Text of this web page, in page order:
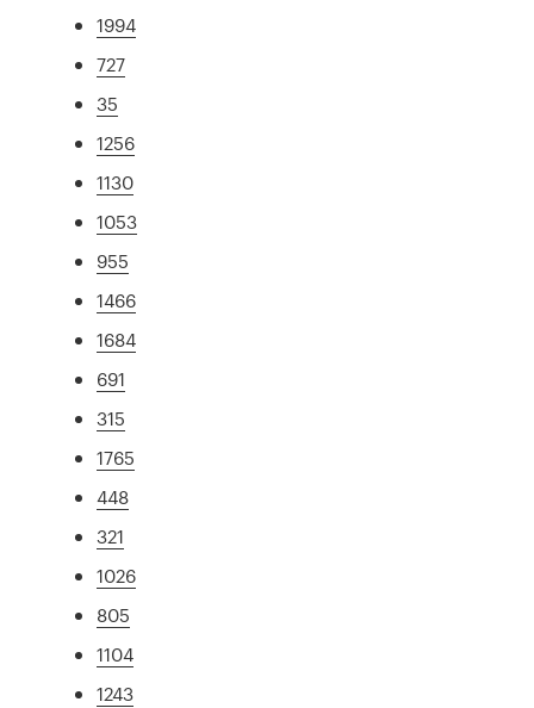
1994
727
35
1256
1130
1053
955
1466
1684
691
315
1765
448
321
1026
805
1104
1243